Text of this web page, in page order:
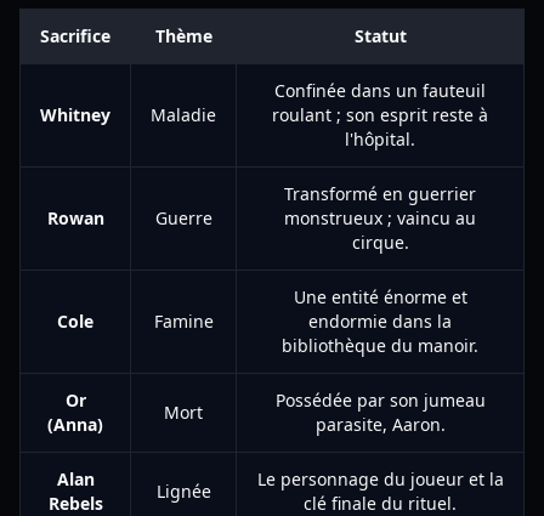
Sacrifice Thème Statut
Whitney Maladie
Confinée dans un fauteuil
roulant ; son esprit reste à
l'hôpital.
Rowan Guerre
Transformé en guerrier
monstrueux ; vaincu au
cirque.
Cole Famine
Une entité énorme et
endormie dans la
bibliothèque du manoir.
Or
(Anna)
Mort
Possédée par son jumeau
parasite, Aaron.
Alan
Rebels
Lignée
Le personnage du joueur et la
clé finale du rituel.